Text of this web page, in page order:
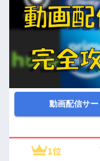
動画配信サ